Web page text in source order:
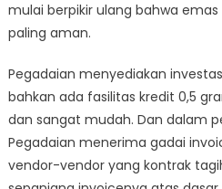
mulai berpikir ulang bahwa
paling aman.
Pegadaian menyediakan
bahkan ada fasilitas kredit 0,5
dan sangat mudah. Dan dalam
Pegadaian menerima gadai
vendor-vendor yang kontrak